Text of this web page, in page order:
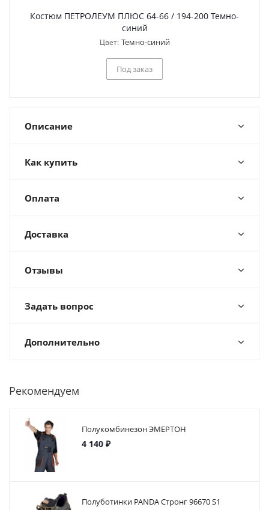
Костюм ПЕТРОЛЕУМ ПЛЮС 64-66 / 194-200 Темно-
синий
Цвет: Темно-синий
Под заказ
Описание
Как купить
Оплата
Доставка
Отзывы
Задать вопрос
Дополнительно
Рекомендуем
Полукомбинезон ЭМЕРТОН
4 140 ₽
Полуботинки PANDA Стронг 96670 S1